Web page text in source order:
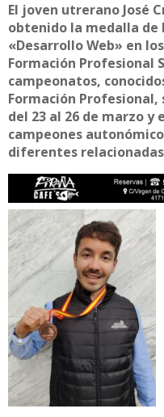
El joven utrerano José
obtenido la medalla de
«Desarrollo Web» en
Formación Profesional
campeonatos,
Formación Profesional,
del 23 al 26 de marzo
campeones
diferentes relacionadas